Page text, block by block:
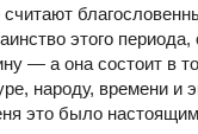
этого
— а она состоит в
народу, времени
это было